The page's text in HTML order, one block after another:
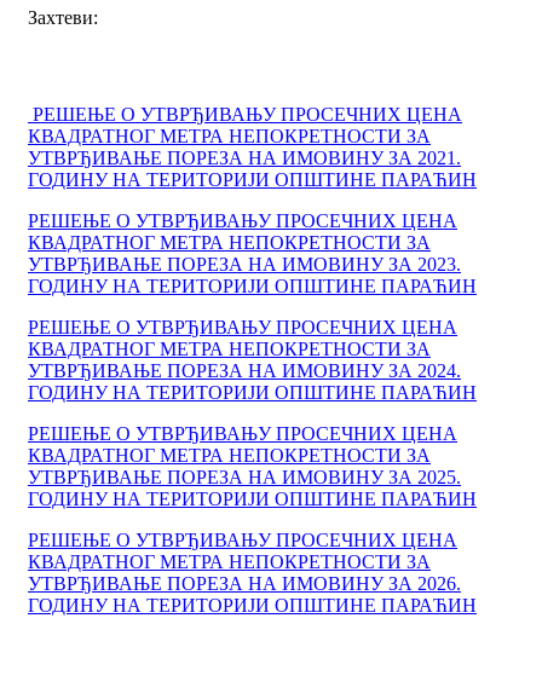
Захтеви:
РЕШЕЊЕ О УТВРЂИВАЊУ ПРОСЕЧНИХ ЦЕНА
КВАДРАТНОГ МЕТРА НЕПОКРЕТНОСТИ ЗА
УТВРЂИВАЊЕ ПОРЕЗА НА ИМОВИНУ ЗА 2021.
ГОДИНУ НА ТЕРИТОРИЈИ ОПШТИНЕ ПАРАЋИН
РЕШЕЊЕ О УТВРЂИВАЊУ ПРОСЕЧНИХ ЦЕНА
КВАДРАТНОГ МЕТРА НЕПОКРЕТНОСТИ ЗА
УТВРЂИВАЊЕ ПОРЕЗА НА ИМОВИНУ ЗА 2023.
ГОДИНУ НА ТЕРИТОРИЈИ ОПШТИНЕ ПАРАЋИН
РЕШЕЊЕ О УТВРЂИВАЊУ ПРОСЕЧНИХ ЦЕНА
КВАДРАТНОГ МЕТРА НЕПОКРЕТНОСТИ ЗА
УТВРЂИВАЊЕ ПОРЕЗА НА ИМОВИНУ ЗА 2024.
ГОДИНУ НА ТЕРИТОРИЈИ ОПШТИНЕ ПАРАЋИН
РЕШЕЊЕ О УТВРЂИВАЊУ ПРОСЕЧНИХ ЦЕНА
КВАДРАТНОГ МЕТРА НЕПОКРЕТНОСТИ ЗА
УТВРЂИВАЊЕ ПОРЕЗА НА ИМОВИНУ ЗА 2025.
ГОДИНУ НА ТЕРИТОРИЈИ ОПШТИНЕ ПАРАЋИН
РЕШЕЊЕ О УТВРЂИВАЊУ ПРОСЕЧНИХ ЦЕНА
КВАДРАТНОГ МЕТРА НЕПОКРЕТНОСТИ ЗА
УТВРЂИВАЊЕ ПОРЕЗА НА ИМОВИНУ ЗА 2026.
ГОДИНУ НА ТЕРИТОРИЈИ ОПШТИНЕ ПАРАЋИН